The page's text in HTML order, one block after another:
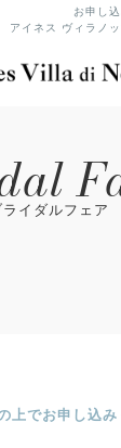
お申し
アイネス ヴィラノ
ライダルフェア
上でお申し込み